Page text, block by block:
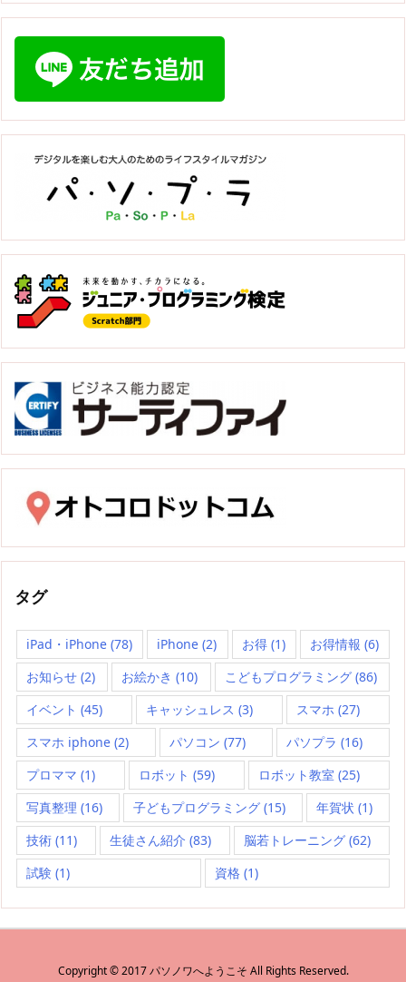
タグ
iPad・iPhone (78) iPhone (2) お得(1) お得情報 (6)
お知らせ (2) お絵かき (10) こどもプログラミング(86)
イベント (45) キャッシュレス (3) スマホ (27)
スマホ iphone (2) パソコン (77) パソプラ (16)
プロママ (1) ロボット (59) ロボット教室 (25)
写真整理 (16) 子どもプログラミング (15) 年賀状 (1)
技術 (11) 生徒さん紹介 (83) 脳若トレーニング (62)
試験 (1) 資格 (1)
Copyright ©2017 パソノワへようこそ All Rights Reserved.